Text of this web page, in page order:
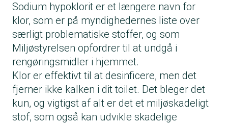
Sodium hypoklorit er et længere navn for
klor, som er på myndighedernes liste over
særligt problematiske stoffer, og som
Miljøstyrelsen opfordrer til at undgå i
rengøringsmidler i hjemmet.
Klor er effektivt til at desinficere, men det
fjerner ikke kalken i dit toilet. Det bleger det
kun, og vigtigst af alt er det et miljøskadeligt
stof, som også kan udvikle skadelige